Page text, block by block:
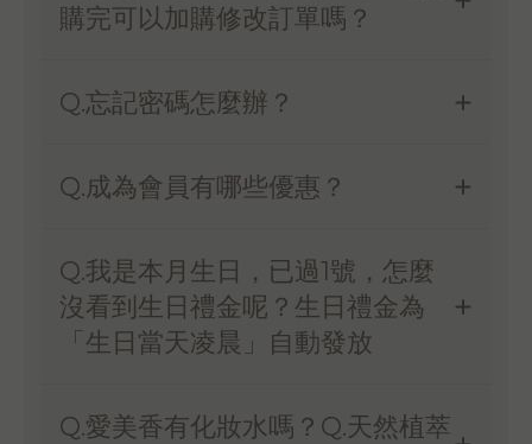
購完可以加購修改訂單嗎？
Q.忘記密碼怎麼辦？
Q.成為會員有哪些優惠？
Q.我是本月生日，已過1號，怎麼
沒看到生日禮金呢？生日禮金為
「生日當天凌晨」自動發放
Q.愛美香有化妝水嗎？Q.天然植萃